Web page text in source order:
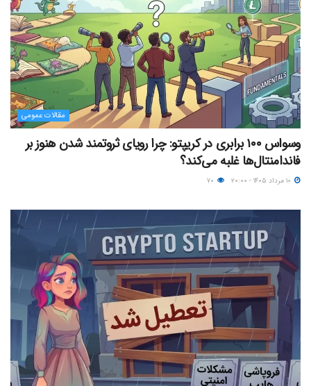
مقالات عمومی
وسواس ۱۰۰ برابری در کریپتو: چرا رویای ثروتمند شدن هنوز بر
فاندامنتال‌ها غلبه می‌کند؟